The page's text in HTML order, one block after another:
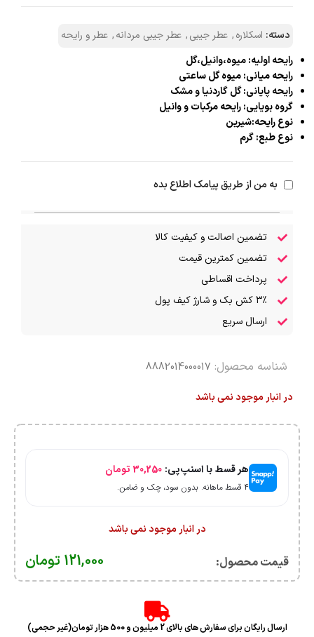
دسته: اسکلاره, عطر جیبی, عطر جیبی مردانه, عطر و رایحه
رایحه اولیه: میوه،وانیل،گل
رایحه میانی: میوه گل ساعتی
رایحه پایانی: گل گاردنیا و مشک
گروه بویایی: رایحه مرکبات و وانیل
نوع رایحه:شیرین
نوع طبع: گرم
به من از طریق پیامک اطلاع بده
تضمین اصالت و کیفیت کالا
تضمین کمترین قیمت
پرداخت اقساطی
۳٪ کش بک و شارژ کیف پول
ارسال سریع
شناسه محصول: 8882014000017
در انبار موجود نمی باشد
هر قسط با اسنپ‌پی: 30,250 تومان
۴ قسط ماهانه. بدون سود، چک و ضامن.
در انبار موجود نمی باشد
قیمت محصول:​ 121,000 تومان
ارسال رایگان برای سفارش های بالای 2 میلیون و 500 هزار تومان(غیر حجمی)